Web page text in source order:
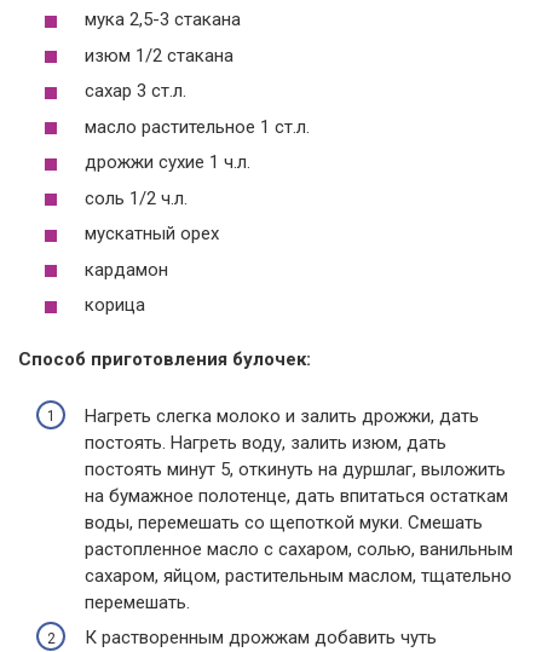
мука 2,5-3 стакана
изюм 1/2 стакана
сахар 3 ст.л.
масло растительное 1 ст.л.
дрожжи сухие 1 ч.л.
соль 1/2 ч.л.
мускатный орех
кардамон
корица
Способ приготовления булочек:
Нагреть слегка молоко и залить дрожжи, дать
постоять. Нагреть воду, залить изюм, дать
постоять минут 5, откинуть на дуршлаг, выложить
на бумажное полотенце, дать впитаться остаткам
воды, перемешать со щепоткой муки. Смешать
растопленное масло с сахаром, солью, ванильным
сахаром, яйцом, растительным маслом, тщательно
перемешать.
К растворенным дрожжам добавить чуть